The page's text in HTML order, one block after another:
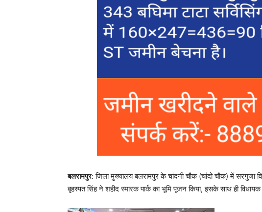
बलरामपुर: जिला मुख्यालय बलरामपुर के चांदनी चौक (चांदो चौक) में सरगुजा
बृहस्पत सिंह ने शहीद स्मारक पार्क का भूमि पूजन किया, इसके साथ ही